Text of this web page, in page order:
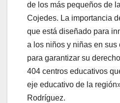
de los más pequeños de
Cojedes. La importancia
que está diseñado para
a los niños y niñas en sus
para garantizar su
404 centros educativos
eje educativo de la
Rodríguez.